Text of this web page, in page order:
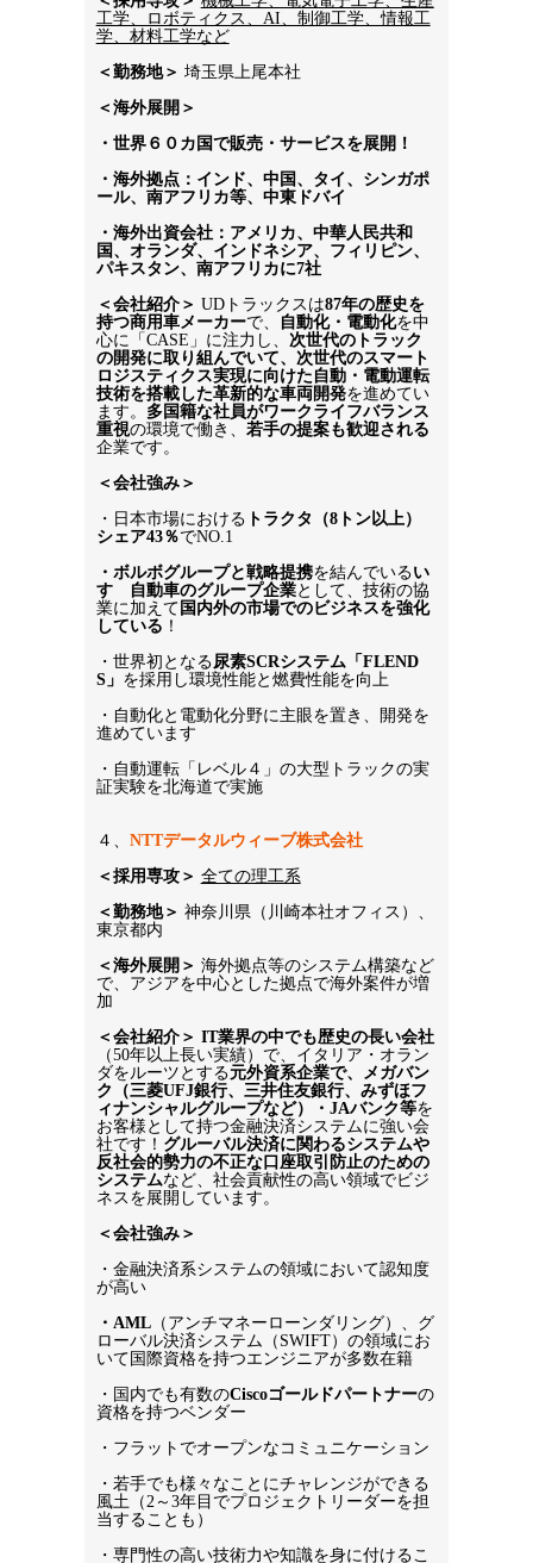
工学、ロボティクス、AI、制御工学、情報工
学、材料工学など
＜勤務地＞ 埼玉県上尾本社
＜海外展開＞
・ 世界６０カ国で販売・ サービスを展開！
・ 海外拠点：インド、中国、タイ、シンガポ
ール、南アフリカ等、中東ドバイ
・ 海外出資会社： アメリカ、中華人民共和
国、オランダ、インドネシア、フィリピン、
パキスタン、南アフリカに7社
＜会社紹介＞ UDトラックスは87年の歴史を
持つ商用車メーカーで、 自動化・電動化を中
心に「CASE」に注力し、 次世代のトラック
の開発に取り組んでいて、次世代のスマート
ロジスティクス実現に向けた自動・電動運転
技術を搭載した革新的な車両開発を進めてい
ます。 多国籍な社員がワークライフバランス
重視の環境で働き、 若手の提案も歓迎される
企業です。
＜会社強み＞
・日本市場における トラクタ（8トン以上）
シェア43％でNO.1
・ボルボグループと戦略提携を結んでいるい
すゞ自動車のグループ企業として、技術の協
業に加えて 国内外の市場でのビジネスを強化
している ！
・世界初となる尿素SCRシステム「FLEND
S」 を採用し環境性能と燃費性能を向上
・自動化と電動化分野に主眼を置き、開発を
進めています
・自動運転「レベル４」の大型トラックの実
証実験を北海道で実施
４、 NTTデータルウィーブ株式会社
＜採用専攻＞ 全ての理工系
＜勤務地＞ 神奈川県（川崎本社オフィス）、
東京都内
＜海外展開＞ 海外拠点等のシステム構築など
で、アジアを中心とした拠点で海外案件が増
加
＜会社紹介＞ IT業界の中でも歴史の長い会社
（50年以上長い実績）で、イタリア・オラン
ダをルーツとする元外資系企業で、メガバン
ク（三菱UFJ銀行、三井住友銀行、みずほフ
ィナンシャルグループなど）・JAバンク等を
お客様として持つ金融決済システムに強い会
社です！ グルーバル決済に関わるシステムや
反社会的勢力の不正な口座取引防止のための
システムなど、社会貢献性の高い領域でビジ
ネスを展開しています。
＜会社強み＞
・金融決済系システムの領域において認知度
が高い
・AML（アンチマネーローンダリング）、グ
ローバル決済システム（SWIFT）の領域にお
いて国際資格を持つエンジニアが多数在籍
・国内でも有数のCiscoゴールドパートナーの
資格を持つベンダー
・フラットでオープンなコミュニケーション
・若手でも様々なことにチャレンジができる
風土（2～3年目でプロジェクトリーダーを担
当することも）
・専門性の高い技術力や知識を身に付けるこ